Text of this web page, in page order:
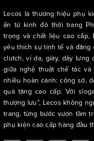
Lecos là thương hiệu phụ
ấn từ kinh đô thời trang
trọng và chất liệu cao cấp,
yêu thích sự tinh tế và đẳng
clutch, ví da, giày, dây
giữa nghệ thuật chế tác
nhiều hoàn cảnh: công sở,
quà tặng cao cấp. Với
thượng lưu”, Lecos không
trang, từng bước vươn tầm
phụ kiện cao cấp hàng đầu